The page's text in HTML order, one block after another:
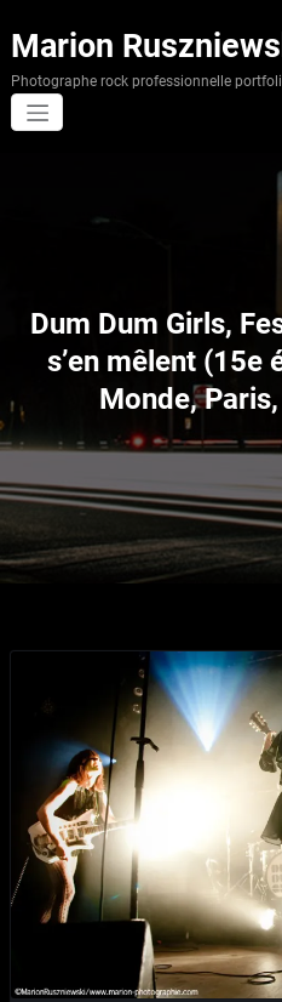
au
contenu
Marion
Photographe rock professionnelle
Dum Dum Girls,
s’en mêlent (15e
Monde,